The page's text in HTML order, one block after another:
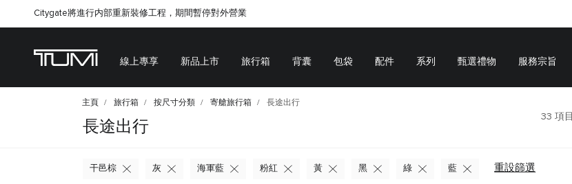
Citygate將進行内部重新裝修工程，期間暫停對外營業
線上專享 新品上市 旅行箱 背囊 包袋 配件 系列 甄選禮物 服務宗旨
主頁 旅行箱 按尺寸分類 寄艙旅行箱 長途出行
長途出行
33 項目
重設篩選
干邑棕 灰 海軍藍 粉紅 黃 黑 綠 藍